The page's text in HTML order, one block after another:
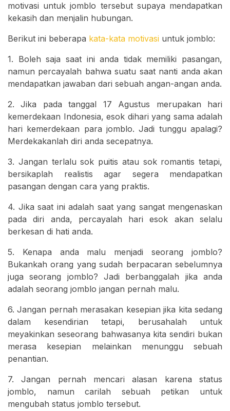
motivasi untuk jomblo tersebut supaya mendapatkan
kekasih dan menjalin hubungan.
Berikut ini beberapa kata-kata motivasi untuk jomblo:
1. Boleh saja saat ini anda tidak memiliki pasangan,
namun percayalah bahwa suatu saat nanti anda akan
mendapatkan jawaban dari sebuah angan-angan anda.
2. Jika pada tanggal 17 Agustus merupakan hari
kemerdekaan Indonesia, esok dihari yang sama adalah
hari kemerdekaan para jomblo. Jadi tunggu apalagi?
Merdekakanlah diri anda secepatnya.
3. Jangan terlalu sok puitis atau sok romantis tetapi,
bersikaplah realistis agar segera mendapatkan
pasangan dengan cara yang praktis.
4. Jika saat ini adalah saat yang sangat mengenaskan
pada diri anda, percayalah hari esok akan selalu
berkesan di hati anda.
5. Kenapa anda malu menjadi seorang jomblo?
Bukankah orang yang sudah berpacaran sebelumnya
juga seorang jomblo? Jadi berbanggalah jika anda
adalah seorang jomblo jangan pernah malu.
6. Jangan pernah merasakan kesepian jika kita sedang
dalam kesendirian tetapi, berusahalah untuk
meyakinkan seseorang bahwasanya kita sendiri bukan
merasa kesepian melainkan menunggu sebuah
penantian.
7. Jangan pernah mencari alasan karena status
jomblo, namun carilah sebuah petikan untuk
mengubah status jomblo tersebut.